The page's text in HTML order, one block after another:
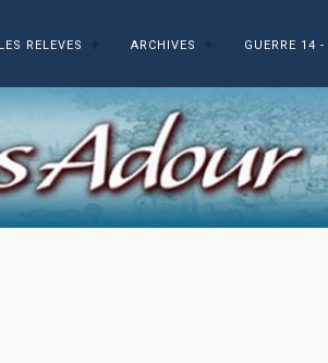
LES RELEVES ARCHIVES GUERRE 14 -